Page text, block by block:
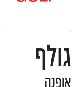
גולף
אופנה